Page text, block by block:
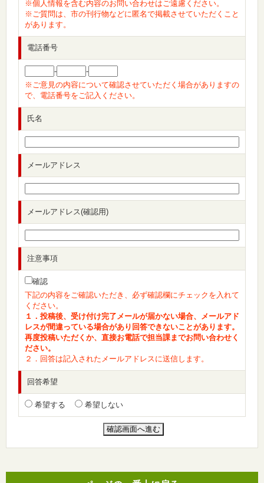
※個人情報を含む内容のお問い合わせはご遠慮ください。
※ご質問は、市の刊行物などに匿名で掲載させていただくこと
があります。
電話番号
-
-
※ご意見の内容について確認させていただく場合がありますの
で、電話番号をご記入ください。
氏名
メールアドレス
メールアドレス(確認用)
注意事項
確認
下記の内容をご確認いただき、必ず確認欄にチェックを入れて
ください。
１．投稿後、受け付け完了メールが届かない場合、メールアド
レスが間違っている場合があり回答できないことがあります。
再度投稿いただくか、直接お電話で担当課までお問い合わせく
ださい。
２．回答は記入されたメールアドレスに送信します。
回答希望
希望する 希望しない